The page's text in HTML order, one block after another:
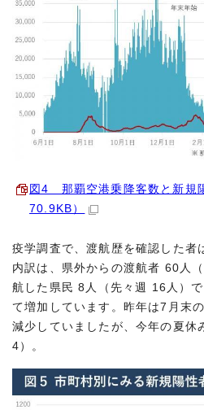
図4 那覇空港乗降客数と新規
70.9KB）
疫学調査で、渡航歴を確認した者
内訳は、県外からの渡航者 60人
航した県民 8人（先々週 16人）
て増加しています。昨年は7月末
減少していましたが、今年の夏休
4）。